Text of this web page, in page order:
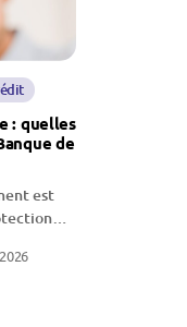
: quelles
de
est